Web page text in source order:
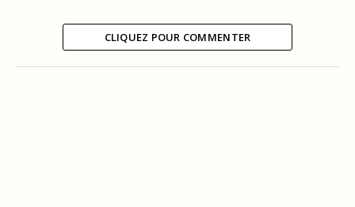
CLIQUEZ POUR COMMENTER